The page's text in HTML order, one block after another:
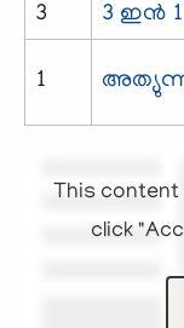
3 3 ഇന്‍ 1
1
This content
click